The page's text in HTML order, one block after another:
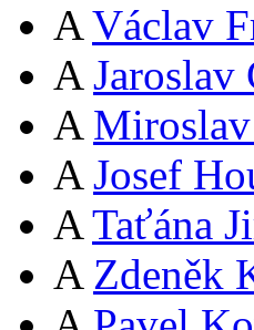
A Václav
A Jaroslav
A
A Josef
A Taťána
A Zdeněk